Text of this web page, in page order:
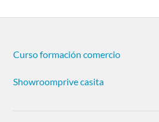
Curso formación comercio
Showroomprive casita